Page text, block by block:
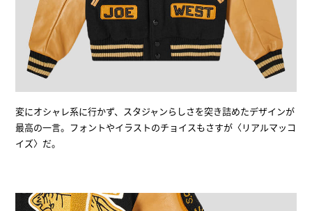
変にオシャレ系に行かず、スタジャンらしさを突き詰めたデザインが
最高の一言。フォントやイラストのチョイスもさすが〈リアルマッコ
イズ〉だ。